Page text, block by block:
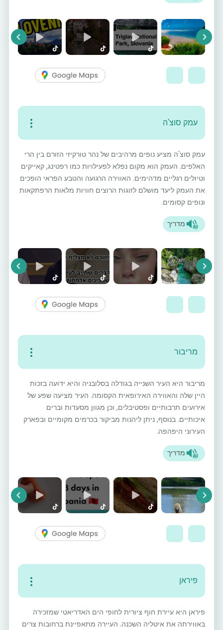
Next
עמק סוצ'ה
עמק סוצ'ה מציע נופים מרהיבים של נהר טורקיזי הזורם בין הרי
האלפים. העמק הוא מקום נפלא לפעילויות כמו רפטינג, קאייקים
וטיולים רגליים מדהימים. האווירה הרגועה והטבע הפראי הופכים
את העמק ליעד מושלם לזוגות הרוצים חוויות מלאות הרפתקאות
ונופים קסומים.
מדריך
Next
מריבור
מריבור היא העיר השנייה בגודלה בסלובניה והיא ידועה בזכות
היין שלה והאווירה האירופאית הקסומה. העיר מציעה שפע של
אירועים תרבותיים ופסטיבלים, וכן מגוון מסעדות וברים
איכותיים. בנוסף, ניתן ליהנות מביקור בכרמים מקומיים ובפארק
העירוני היפהפה.
מדריך
Next
פיראן
פיראן היא עיירת חוף ציורית לחופי הים האדריאטי שמזכירה
באווירתה את איטליה השכנה. העיירה מתאפיינת ברחובות צרים